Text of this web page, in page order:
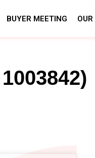
BUYER MEETING